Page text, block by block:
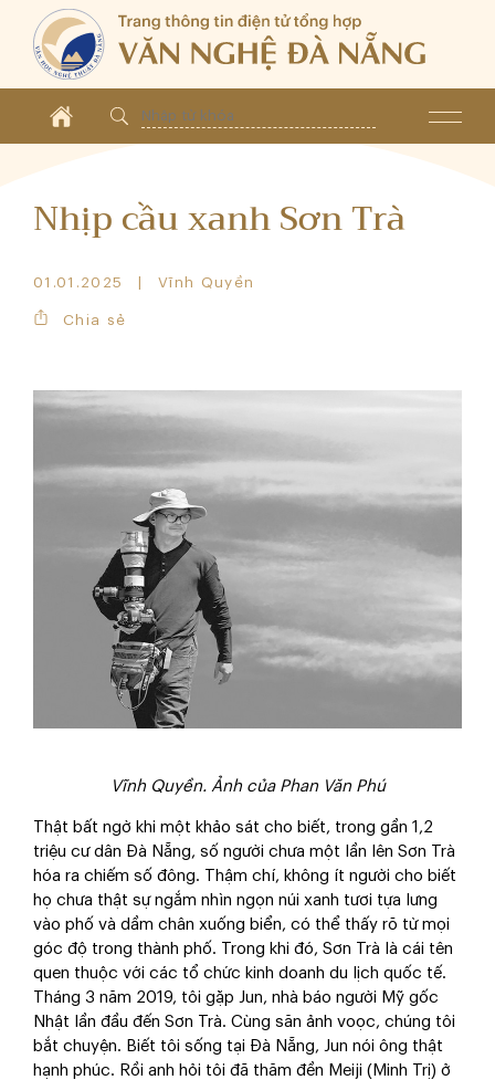
Nhịp cầu xanh Sơn Trà
01.01.2025 Vĩnh Quyền
Chia sẻ
Vĩnh Quyền. Ảnh của Phan Văn Phú
Thật bất ngờ khi một khảo sát cho biết, trong gần 1,2
triệu cư dân Đà Nẵng, số người chưa một lần lên Sơn Trà
hóa ra chiếm số đông. Thậm chí, không ít người cho biết
họ chưa thật sự ngắm nhìn ngọn núi xanh tươi tựa lưng
vào phố và dầm chân xuống biển, có thể thấy rõ từ mọi
góc độ trong thành phố. Trong khi đó, Sơn Trà là cái tên
quen thuộc với các tổ chức kinh doanh du lịch quốc tế.
Tháng 3 năm 2019, tôi gặp Jun, nhà báo người Mỹ gốc
Nhật lần đầu đến Sơn Trà. Cùng săn ảnh voọc, chúng tôi
bắt chuyện. Biết tôi sống tại Đà Nẵng, Jun nói ông thật
hạnh phúc. Rồi anh hỏi tôi đã thăm đền Meiji (Minh Trị) ở